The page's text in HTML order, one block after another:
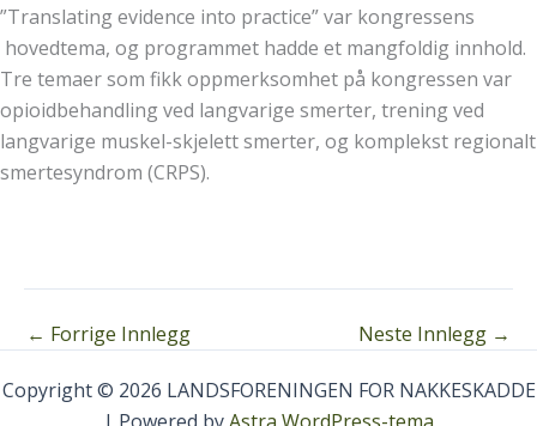
”Translating evidence into practice” var kongressens
hovedtema, og programmet hadde et mangfoldig innhold.
Tre temaer som fikk oppmerksomhet på kongressen var
opioidbehandling ved langvarige smerter, trening ved
langvarige muskel-skjelett smerter, og komplekst regionalt
smertesyndrom (CRPS).
← Forrige Innlegg Neste Innlegg →
Copyright © 2026 LANDSFORENINGEN FOR NAKKESKADDE